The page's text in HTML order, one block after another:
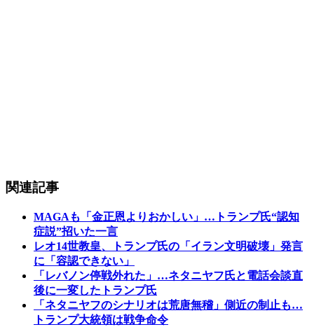
関連記事
MAGAも「金正恩よりおかしい」…トランプ氏“認知
症説”招いた一言
レオ14世教皇、トランプ氏の「イラン文明破壊」発言
に「容認できない」
「レバノン停戦外れた」…ネタニヤフ氏と電話会談直
後に一変したトランプ氏
「ネタニヤフのシナリオは荒唐無稽」側近の制止も…
トランプ大統領は戦争命令